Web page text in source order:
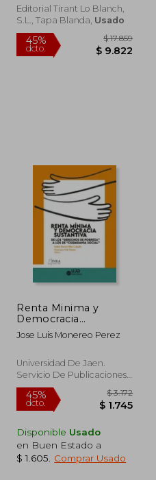
45%
dcto. $
(Monografías)
Editorial Tirant Lo Blanch,
S.L., Tapa Blanda, Usado
45%
dcto. $
Renta Minima y
Democracia
Sustantiva: De los
"Derechos de
"Ciudadania Social"
Jose Luis Monereo Perez
Universidad De Jaen.
Servicio De Publicaciones
E Intercambio, 2021, 1
Edición, Tapa Blanda,
Nuevo
Disponible Usado
en Buen Estado a
$ 1.605
Comprar Usado